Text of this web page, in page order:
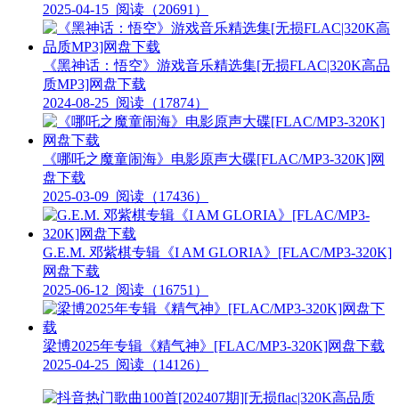
2025-04-15 阅读（20691）
《黑神话：悟空》游戏音乐精选集[无损FLAC|320K高品
质MP3]网盘下载
2024-08-25 阅读（17874）
《哪吒之魔童闹海》电影原声大碟[FLAC/MP3-320K]网
盘下载
2025-03-09 阅读（17436）
G.E.M. 邓紫棋专辑《I AM GLORIA》[FLAC/MP3-320K]
网盘下载
2025-06-12 阅读（16751）
梁博2025年专辑《精气神》[FLAC/MP3-320K]网盘下载
2025-04-25 阅读（14126）